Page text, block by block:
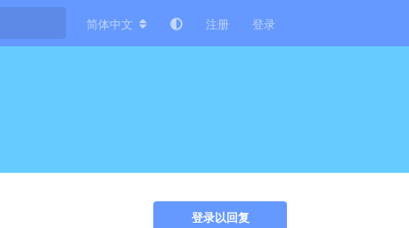
简体中文 注册 登录
登录以回复